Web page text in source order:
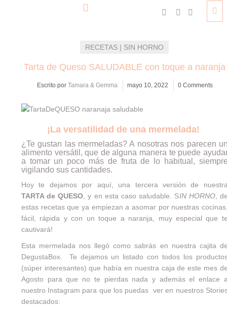
RECETAS | SIN HORNO
Tarta de Queso SALUDABLE con toque a naranja
Escrito porTamara & Gemma mayo 10, 2022 0 Comments
¡La versatilidad de una mermelada!
¿Te gustan las mermeladas? A nosotras nos parecen
alimento versátil, que de alguna manera te puede
a tomar un poco más de fruta de lo habitual,
vigilando sus cantidades.
Hoy te dejamos por aquí, una tercera versión de
TARTA de QUESO , y en esta caso saludable. SIN HORNO,
estas recetas que ya empiezan a asomar por nuestras
fácil, rápida y con un toque a naranja, muy especial que
cautivará!
Esta mermelada nos llegó como sabrás en nuestra cajita
DegustaBox. Te dejamos un listado con todos los
(súper interesantes) que había en nuestra caja de este mes
Agosto para que no te pierdas nada y además el enlace
nuestro Instagram para que los puedas ver en nuestros
destacados: